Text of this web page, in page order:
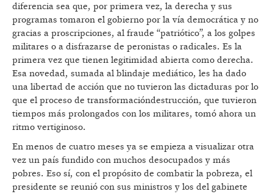
diferencia sea que, por primera vez, la derecha y sus
programas tomaron el gobierno por la vía democrática y no
gracias a proscripciones, al fraude “patriótico”, a los golpes
militares o a disfrazarse de peronistas o radicales. Es la
primera vez que tienen legitimidad abierta como derecha.
Esa novedad, sumada al blindaje mediático, les ha dado
una libertad de acción que no tuvieron las dictaduras por lo
que el proceso de transformacióndestrucción, que tuvieron
tiempos más prolongados con los militares, tomó ahora un
ritmo vertiginoso.
En menos de cuatro meses ya se empieza a visualizar otra
vez un país fundido con muchos desocupados y más
pobres. Eso sí, con el propósito de combatir la pobreza, el
presidente se reunió con sus ministros y los del gabinete